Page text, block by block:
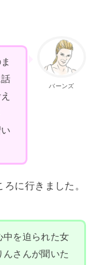
バーンズ
に行きました。
中を迫られた女
んさんが聞いた